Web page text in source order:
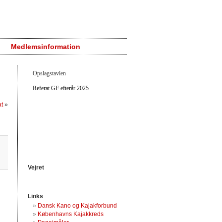
Medlemsinformation
»
Opslagstavlen
Referat GF efterår 2025
Vejret
Links
Dansk Kano og Kajakforbund
Københavns Kajakkreds